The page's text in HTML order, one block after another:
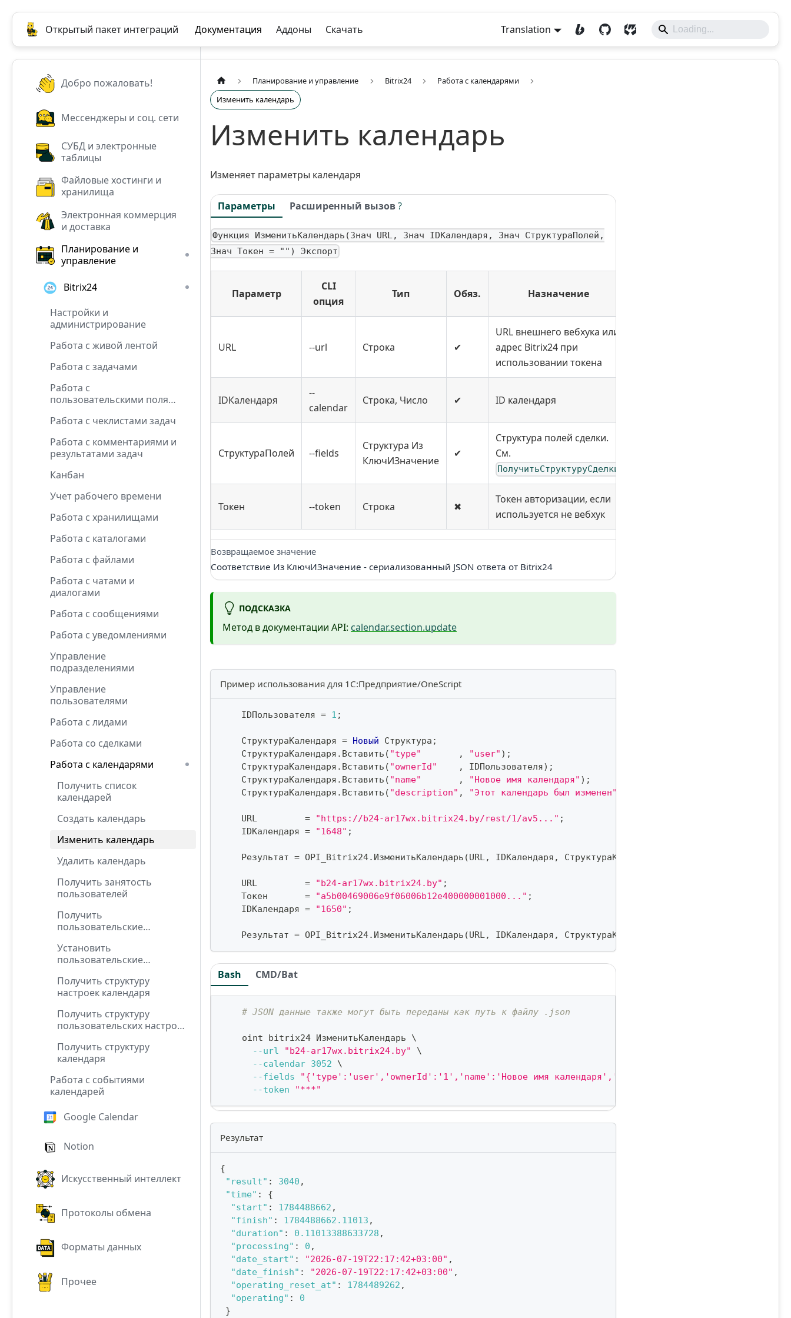
Открытый пакет интеграций Документация Аддоны Скачать Translation
Добро пожаловать!
Мессенджеры и соц. сети
СУБД и электронные
таблицы
Файловые хостинги и
хранилища
Электронная коммерция
и доставка
Планирование и
управление
Bitrix24
Настройки и
администрирование
Работа с живой лентой
Работа с задачами
Работа с
пользовательскими полями
Работа с чеклистами задач
Работа с комментариями и
результатами задач
Канбан
Учет рабочего времени
Работа с хранилищами
Работа с каталогами
Работа с файлами
Работа с чатами и
диалогами
Работа с сообщениями
Работа с уведомлениями
Управление
подразделениями
Управление
пользователями
Работа с лидами
Работа со сделками
Работа с календарями
Получить список
календарей
Создать календарь
Изменить календарь
Удалить календарь
Получить занятость
пользователей
Получить
пользовательские
Установить
пользовательские
Получить структуру
настроек календаря
Получить структуру
пользовательских настроек
Получить структуру
календаря
Работа с событиями
календарей
Google Calendar
Notion
Искусственный интеллект
Протоколы обмена
Форматы данных
Прочее
Планирование и управление Bitrix24
Работа с календарями
Изменить календарь
Изменить календарь
Изменяет параметры календаря
Параметры Расширенный вызов?
Функция ИзменитьКалендарь(Знач URL, Знач IDКалендаря, Знач СтруктураПолей,
Знач Токен = "") Экспорт
Параметр
CLI
опция
Тип Обяз. Назначение
URL --url Строка ✔
URL внешнего вебхука или
адрес Bitrix24 при
использовании токена
IDКалендаря
--
calendar
Строка, Число ✔ ID календаря
СтруктураПолей --fields
Структура Из
КлючИЗначение
✔
Структура полей сделки.
См.
ПолучитьСтруктуруСделки
Токен --token Строка ✖
Токен авторизации, если
используется не вебхук
Возвращаемое значение
Соответствие Из КлючИЗначение - сериализованный JSON ответа от Bitrix24
ПОДСКАЗКА
Метод в документации API: calendar.section.update
Пример использования для 1С:Предприятие/OneScript
    IDПользователя
= 1 ;
    СтруктураКалендаря
= Новый Структура ;
    СтруктураКалендаря
. Вставить ( "type" , "user" ) ;
    СтруктураКалендаря
. Вставить ( "ownerId" , IDПользователя) ;
    СтруктураКалендаря
. Вставить ( "name" , "Новое имя календаря" ) ;
    СтруктураКалендаря
. Вставить ( "description" , "Этот календарь был изменен"
    URL
= "https://b24-ar17wx.bitrix24.by/rest/1/av5..." ;
    IDКалендаря
= "1648" ;
    Результат
= OPI_Bitrix24. ИзменитьКалендарь (URL, IDКалендаря , СтруктураКалендаря
    URL
= "b24-ar17wx.bitrix24.by" ;
    Токен
= "a5b00469006e9f06006b12e400000001000..." ;
    IDКалендаря
= "1650" ;
    Результат
= OPI_Bitrix24. ИзменитьКалендарь (URL, IDКалендаря , СтруктураКалендаря
Bash CMD/Bat
# JSON данные также могут быть переданы как путь к файлу .json
    oint bitrix24 ИзменитьКалендарь
\
--url
"b24-ar17wx.bitrix24.by"
\
--calendar 3052
\
--fields
"{'type':'user','ownerId':'1','name':'Новое имя календаря','description':'Этот календарь был
--token
"***"
Результат
{
"result" : 3040 ,
"time" :
{
"start" : 1784488662 ,
"finish" : 1784488662.11013 ,
"duration" : 0.11013388633728 ,
"processing" : 0 ,
"date_start" : "2026-07-19T22:17:42+03:00" ,
"date_finish" : "2026-07-19T22:17:42+03:00" ,
"operating_reset_at" : 1784489262 ,
"operating" :
0
}